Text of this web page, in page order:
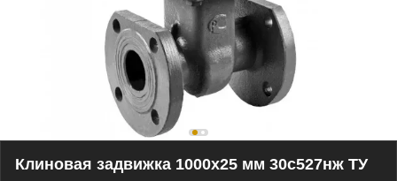
Клиновая задвижка 1000x25 мм 30с527нж ТУ